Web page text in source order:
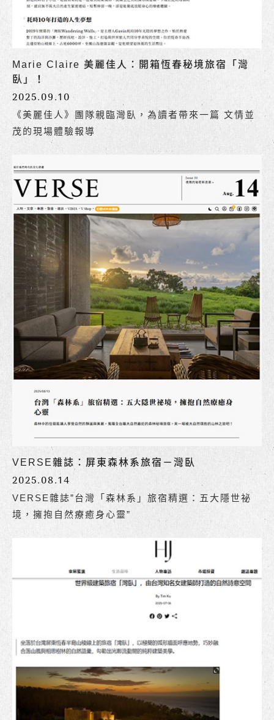
Marie Claire 美麗佳人：開箱恆春秘境旅宿「灣
臥」！
2025.09.10
《美麗佳人》團隊親臨灣臥，為讀者帶來一篇 文情並
茂的現場體驗報導
VERSE雜誌：屏東森林系旅宿－灣臥
2025.08.14
VERSE雜誌”台灣「森林系」旅宿精選：五大隱世祕
境，擁抱自然療癒身心靈”